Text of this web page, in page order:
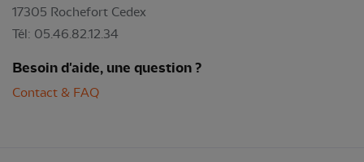
17305 Rochefort Cedex
Tél: 05.46.82.12.34
Besoin d'aide, une question ?
Contact & FAQ